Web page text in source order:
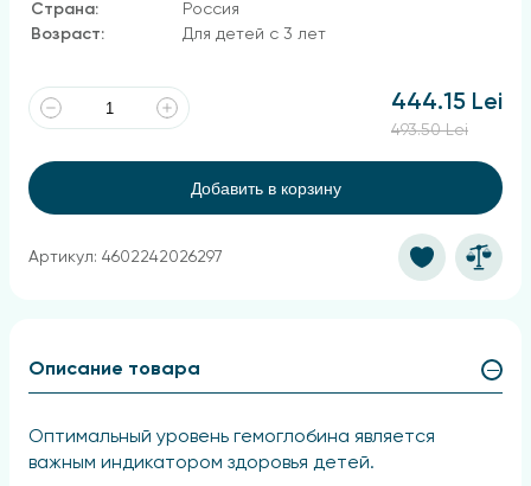
Страна:
Россия
Возраст:
Для детей с 3 лет
444.15 Lei
493.50 Lei
Добавить в корзину
Артикул: 4602242026297
Описание товара
Оптимальный уровень гемоглобина является
важным индикатором здоровья детей.